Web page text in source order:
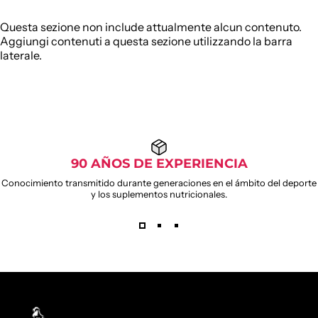
Questa sezione non include attualmente alcun contenuto.
Aggiungi contenuti a questa sezione utilizzando la barra
laterale.
90 AÑOS DE EXPERIENCIA
Conocimiento transmitido durante generaciones en el ámbito del deporte
y los suplementos nutricionales.
Weider